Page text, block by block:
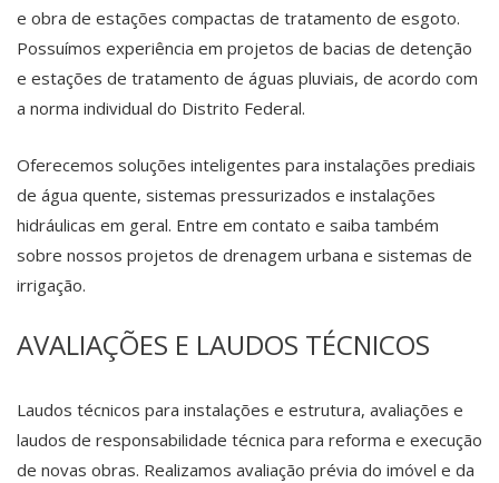
e obra de estações compactas de tratamento de esgoto.
Possuímos experiência em projetos de bacias de detenção
e estações de tratamento de águas pluviais, de acordo com
a norma individual do Distrito Federal.
Oferecemos soluções inteligentes para instalações prediais
de água quente, sistemas pressurizados e instalações
hidráulicas em geral. Entre em contato e saiba também
sobre nossos projetos de drenagem urbana e sistemas de
irrigação.
AVALIAÇÕES E LAUDOS TÉCNICOS
Laudos técnicos para instalações e estrutura, avaliações e
laudos de responsabilidade técnica para reforma e execução
de novas obras. Realizamos avaliação prévia do imóvel e da